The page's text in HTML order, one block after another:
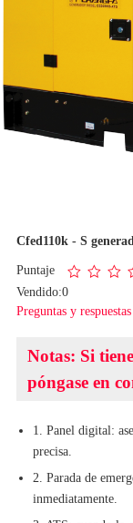
Cfed110k - S
Puntaje
Vendido:0
Preguntas y
Notas: Si
póngase en
1. Panel digital:
precisa.
2. Parada de
inmediatamente.